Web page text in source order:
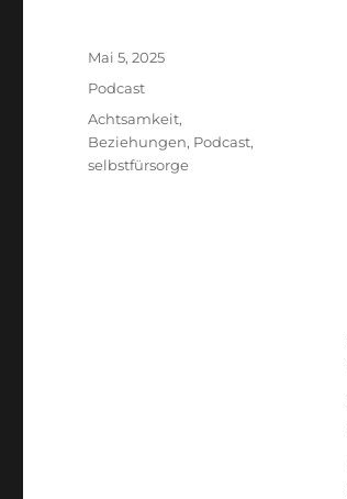
Veröffentlicht
Mai 5, 2025
Kategorien
Podcast
Schlagwörter
Achtsamkeit,
Beziehungen, Podcast,
selbstfürsorge